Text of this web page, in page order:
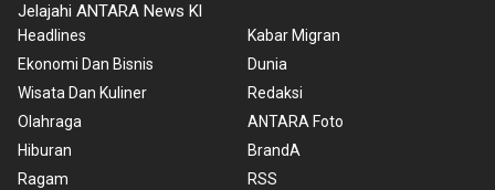
Jelajahi ANTARA News Kl
Headlines
Ekonomi Dan Bisnis
Wisata Dan Kuliner
Olahraga
Hiburan
Ragam
Kabar Migran
Dunia
Redaksi
ANTARA Foto
BrandA
RSS